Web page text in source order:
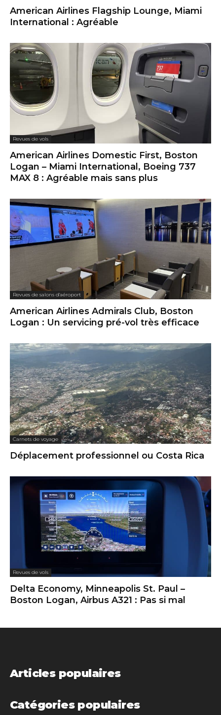
American Airlines Flagship Lounge, Miami
International : Agréable
Revues de vols
American Airlines Domestic First, Boston
Logan – Miami International, Boeing 737
MAX 8 : Agréable mais sans plus
Revues de salons d'aéroport
American Airlines Admirals Club, Boston
Logan : Un servicing pré-vol très efficace
Carnets de voyage
Déplacement professionnel ou Costa Rica
Revues de vols
Delta Economy, Minneapolis St. Paul –
Boston Logan, Airbus A321 : Pas si mal
Articles populaires
Catégories populaires